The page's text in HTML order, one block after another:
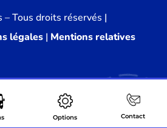
Options Contact
Tous droits réservés |
légales| Mentions relatives